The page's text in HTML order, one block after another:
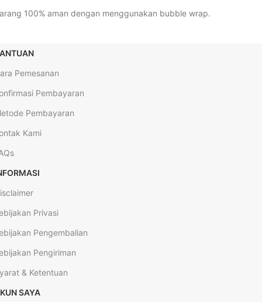
100% aman dengan menggunakan bubble wrap.
Pemesanan
Pembayaran
Pembayaran
Kami
Privasi
Pengembalian
Pengiriman
& Ketentuan
SAYA